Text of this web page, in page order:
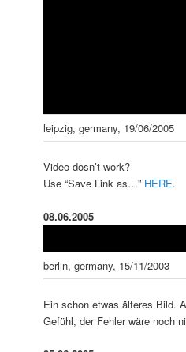
leipzig, germany, 19/06/2005
Video dosn’t work?
Use “Save Link as…” HERE.
08.06.2005
berlin, germany, 15/11/2003
Ein schon etwas älteres Bild.
Gefühl, der Fehler wäre noch